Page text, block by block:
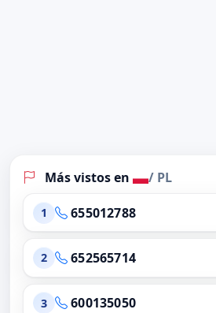
Más vistos en / PL
1 655012788
2 652565714
3 600135050